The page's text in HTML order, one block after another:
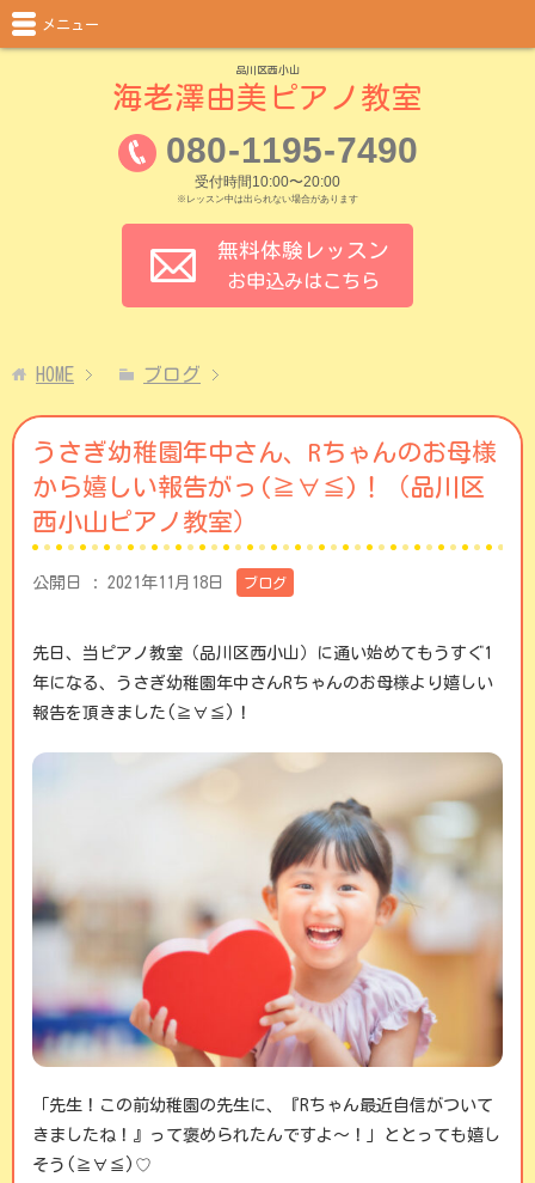
品川区西小山
海老澤由美ピアノ教室
080-1195-7490
受付時間10:00〜20:00
※レッスン中は出られない場合があります
無料体験レッスン
お申込みはこちら
メニュー
HOME ブログ
うさぎ幼稚園年中さん、Rちゃんのお母様
から嬉しい報告がっ(≧∀≦)！（品川区
西小山ピアノ教室）
公開日 : 2021年11月18日 ブログ
先日、当ピアノ教室（品川区西小山）に通い始めてもうすぐ1
年になる、うさぎ幼稚園年中さんRちゃんのお母様より嬉しい
報告を頂きました(≧∀≦)！
「先生！この前幼稚園の先生に、『Rちゃん最近自信がついて
きましたね！』って褒められたんですよ～！」ととっても嬉し
そう(≧∀≦)♡